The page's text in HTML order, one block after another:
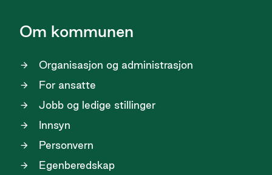
Om kommunen
Organisasjon og administrasjon
For ansatte
Jobb og ledige stillinger
Innsyn
Personvern
Egenberedskap